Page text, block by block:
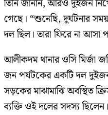
তিনি জানান, আরও দুইজন
গেছে। “শুনেছি, দুর্ঘটনার
দল ছিল। তারা ফিরে না আসা
আলীকদম থানার ওসি মির্জা
জন পর্যটকের একটি দল
সড়কের মাঝামাঝি অবস্থিত
ব্যক্তি ওই দলের সদস্য